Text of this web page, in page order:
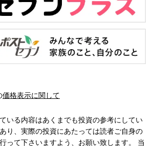
価格表示に関して
いる内容はあくまでも投資の参考にしてい
り、実際の投資にあたっては読者ご自身の
って下さいますよう、お願い致します。 当